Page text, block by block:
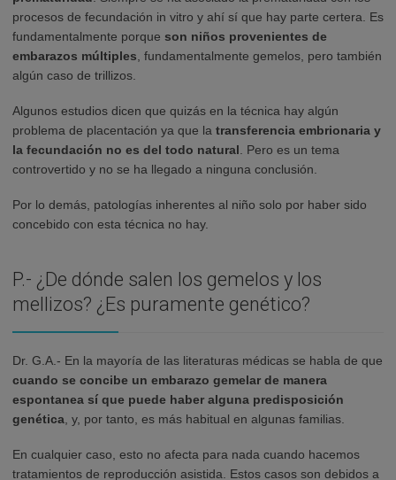
procesos de fecundación in vitro y ahí sí que hay parte certera. Es
fundamentalmente porque son niños provenientes de
embarazos múltiples , fundamentalmente gemelos, pero también
algún caso de trillizos.
Algunos estudios dicen que quizás en la técnica hay algún
problema de placentación ya que la transferencia embrionaria y
la fecundación no es del todo natural . Pero es un tema
controvertido y no se ha llegado a ninguna conclusión.
Por lo demás, patologías inherentes al niño solo por haber sido
concebido con esta técnica no hay.
P.- ¿De dónde salen los gemelos y los
mellizos? ¿Es puramente genético?
Dr. G.A.- En la mayoría de las literaturas médicas se habla de que
cuando se concibe un embarazo gemelar de manera
espontanea sí que puede haber alguna predisposición
genética , y, por tanto, es más habitual en algunas familias.
En cualquier caso, esto no afecta para nada cuando hacemos
tratamientos de reproducción asistida. Estos casos son debidos a